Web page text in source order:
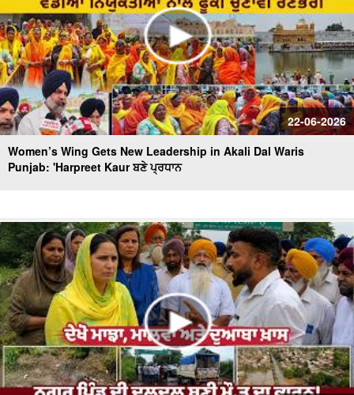
22-06-2026
Women’s Wing Gets New Leadership in Akali Dal Waris
Punjab: 'Harpreet Kaur ਬਣੇ ਪ੍ਰਧਾਨ